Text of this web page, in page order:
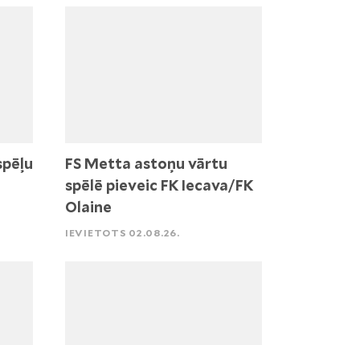
FS Metta astoņu vārtu
spēlē pieveic FK Iecava/FK
Olaine
IEVIETOTS 02.08.26.